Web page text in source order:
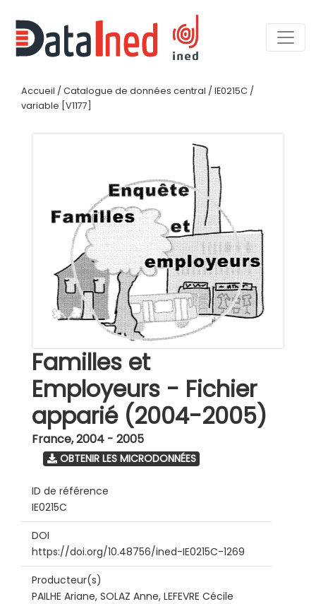
Accueil / Catalogue de données central / IE0215C /
variable [V1177]
Familles et
Employeurs - Fichier
apparié (2004-2005)
France,2004 - 2005
OBTENIR LES MICRODONNÉES
ID de référence
IE0215C
DOI
https://doi.org/10.48756/ined-IE0215C-1269
Producteur(s)
PAILHE Ariane, SOLAZ Anne, LEFEVRE Cécile